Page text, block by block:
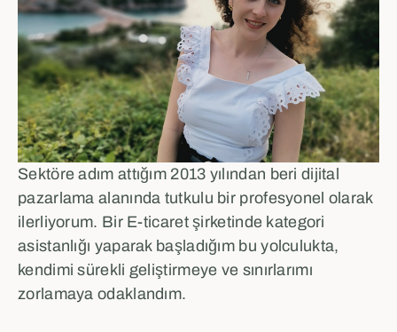
Sektöre adım attığım 2013 yılından beri dijital
pazarlama alanında tutkulu bir profesyonel olarak
ilerliyorum. Bir E-ticaret şirketinde kategori
asistanlığı yaparak başladığım bu yolculukta,
kendimi sürekli geliştirmeye ve sınırlarımı
zorlamaya odaklandım.